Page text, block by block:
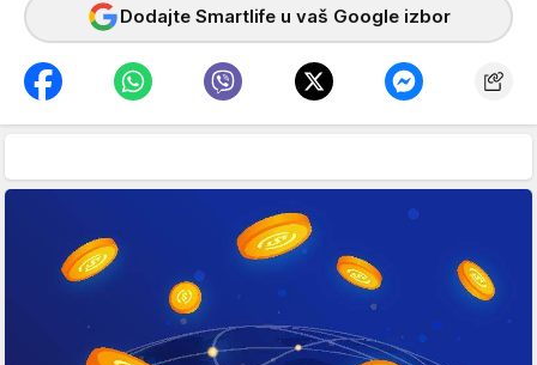
Dodajte Smartlife u vaš Google izbor